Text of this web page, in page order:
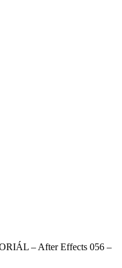
– After Effects 056 –